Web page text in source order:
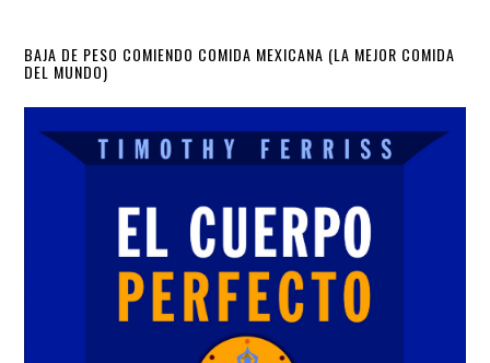
Primary
Sidebar
BAJA DE PESO COMIENDO COMIDA MEXICANA (LA MEJOR COMIDA
DEL MUNDO)